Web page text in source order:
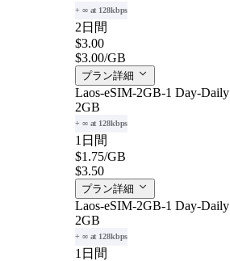
+ ∞ at 128kbps
2日間
$3.00
$3.00/GB
プラン詳細
Laos-eSIM-2GB-1 Day-Daily
2GB
+ ∞ at 128kbps
1日間
$1.75/GB
$3.50
プラン詳細
Laos-eSIM-2GB-1 Day-Daily
2GB
+ ∞ at 128kbps
1日間